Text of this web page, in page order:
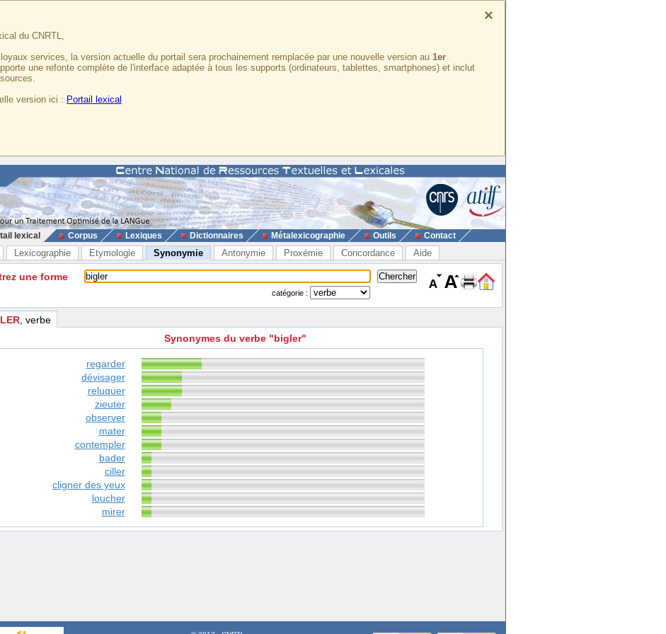
×
du CNRTL,
services, la version actuelle du portail sera prochainement remplacée par une nouvelle version au 1er
une refonte complète de l'interface adaptée à tous les supports (ordinateurs, tablettes, smartphones) et inclut
version ici : Portail lexical
lexical Corpus Lexiques Dictionnaires Métalexicographie Outils Contact
Lexicographie Etymologie Synonymie Antonymie Proxémie Concordance Aide
une forme
catégorie :
, verbe
Synonymes du verbe "bigler"
regarder
dévisager
reluquer
zieuter
observer
mater
contempler
bader
ciller
cligner des yeux
loucher
mirer